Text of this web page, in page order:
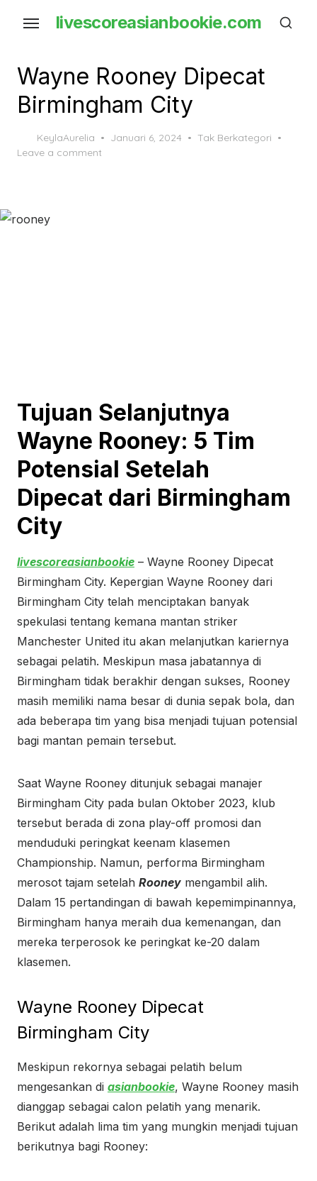
content
livescoreasianbookie.com
Wayne Rooney Dipecat
Birmingham City
KeylaAurelia
Posted
Januari 6, 2024
Tak Berkategori
Leave a comment
Tujuan Selanjutnya
Wayne Rooney: 5 Tim
Potensial Setelah
Dipecat dari Birmingham
City
livescoreasianbookie – Wayne Rooney Dipecat
Birmingham City. Kepergian Wayne Rooney dari
Birmingham City telah menciptakan banyak
spekulasi tentang kemana mantan striker
Manchester United itu akan melanjutkan kariernya
sebagai pelatih. Meskipun masa jabatannya di
Birmingham tidak berakhir dengan sukses, Rooney
masih memiliki nama besar di dunia sepak bola, dan
ada beberapa tim yang bisa menjadi tujuan potensial
bagi mantan pemain tersebut.
Saat Wayne Rooney ditunjuk sebagai manajer
Birmingham City pada bulan Oktober 2023, klub
tersebut berada di zona play-off promosi dan
menduduki peringkat keenam klasemen
Championship. Namun, performa Birmingham
merosot tajam setelah Rooney mengambil alih.
Dalam 15 pertandingan di bawah kepemimpinannya,
Birmingham hanya meraih dua kemenangan, dan
mereka terperosok ke peringkat ke-20 dalam
klasemen.
Wayne Rooney Dipecat
Birmingham City
Meskipun rekornya sebagai pelatih belum
mengesankan di asianbookie, Wayne Rooney masih
dianggap sebagai calon pelatih yang menarik.
Berikut adalah lima tim yang mungkin menjadi tujuan
berikutnya bagi Rooney: